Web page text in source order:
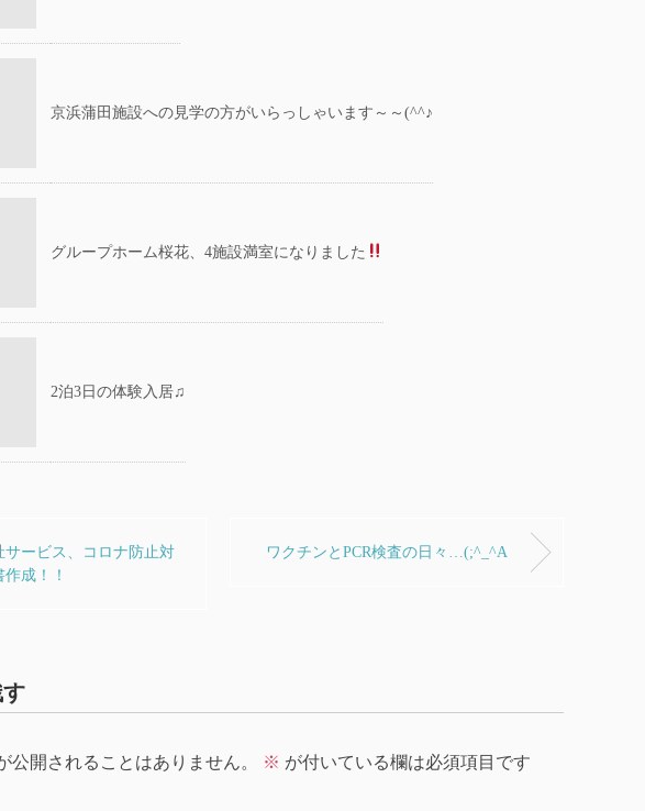
京浜蒲田施設への見学の方がいらっしゃいます～～(^^♪
グループホーム桜花、4施設満室になりました
2泊3日の体験入居♫
サービス、コロナ防止対
成！！
ワクチンとPCR検査の日々…(;^_^A
公開されることはありません。 ※ が付いている欄は必須項目です